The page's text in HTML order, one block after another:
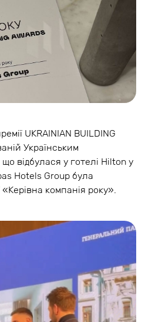
UKRAINIAN BUILDING
Українським
відбулася у готелі Hilton у
Hotels Group була
компанія року».